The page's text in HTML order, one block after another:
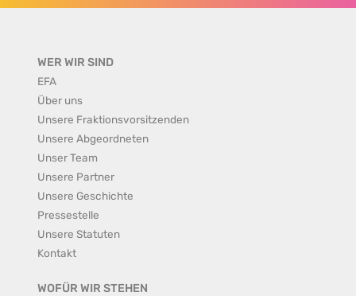
WER WIR SIND
EFA
Über uns
Unsere Fraktionsvorsitzenden
Unsere Abgeordneten
Unser Team
Unsere Partner
Unsere Geschichte
Pressestelle
Unsere Statuten
Kontakt
WOFÜR WIR STEHEN